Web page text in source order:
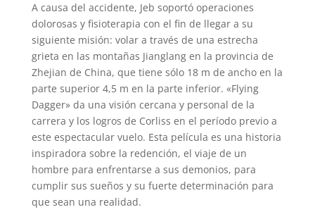
A causa del accidente, Jeb soportó operaciones
dolorosas y fisioterapia con el fin de llegar a su
siguiente misión: volar a través de una estrecha
grieta en las montañas Jianglang en la provincia de
Zhejian de China, que tiene sólo 18 m de ancho en la
parte superior4,5 m en la parte inferior. «Flying
Dagger» da una visión cercana ypersonal de la
carrera y los logros de Corliss en el período previo a
este espectacular vuelo. Esta película es una historia
inspiradora sobre la redención, el viaje de un
hombre para enfrentarse a sus demonios, para
cumplir sus sueños y su fuerte determinación para
que sean una realidad.